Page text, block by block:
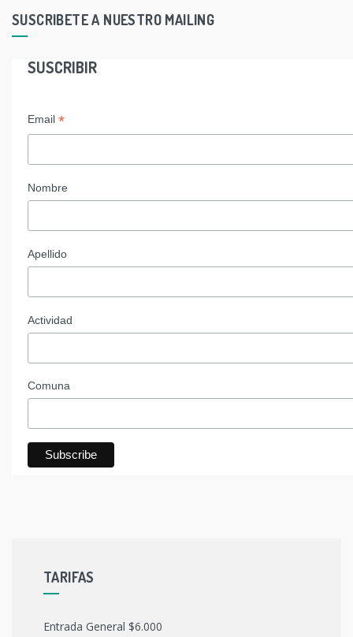
SUSCRIBETE A NUESTRO MAILING
SUSCRIBIR
Email *
Nombre
Apellido
Actividad
Comuna
TARIFAS
Entrada General $6.000